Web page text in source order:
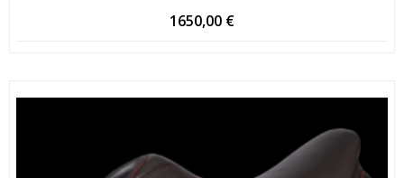
1650,00 €